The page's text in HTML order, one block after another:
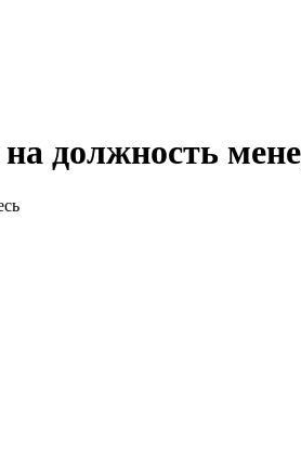
на должность